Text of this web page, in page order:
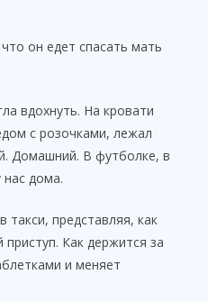
он едет спасать мать
вдохнуть. На кровати
с розочками, лежал
Домашний. В футболке, в
дома.
такси, представляя, как
Как держится за
и меняет